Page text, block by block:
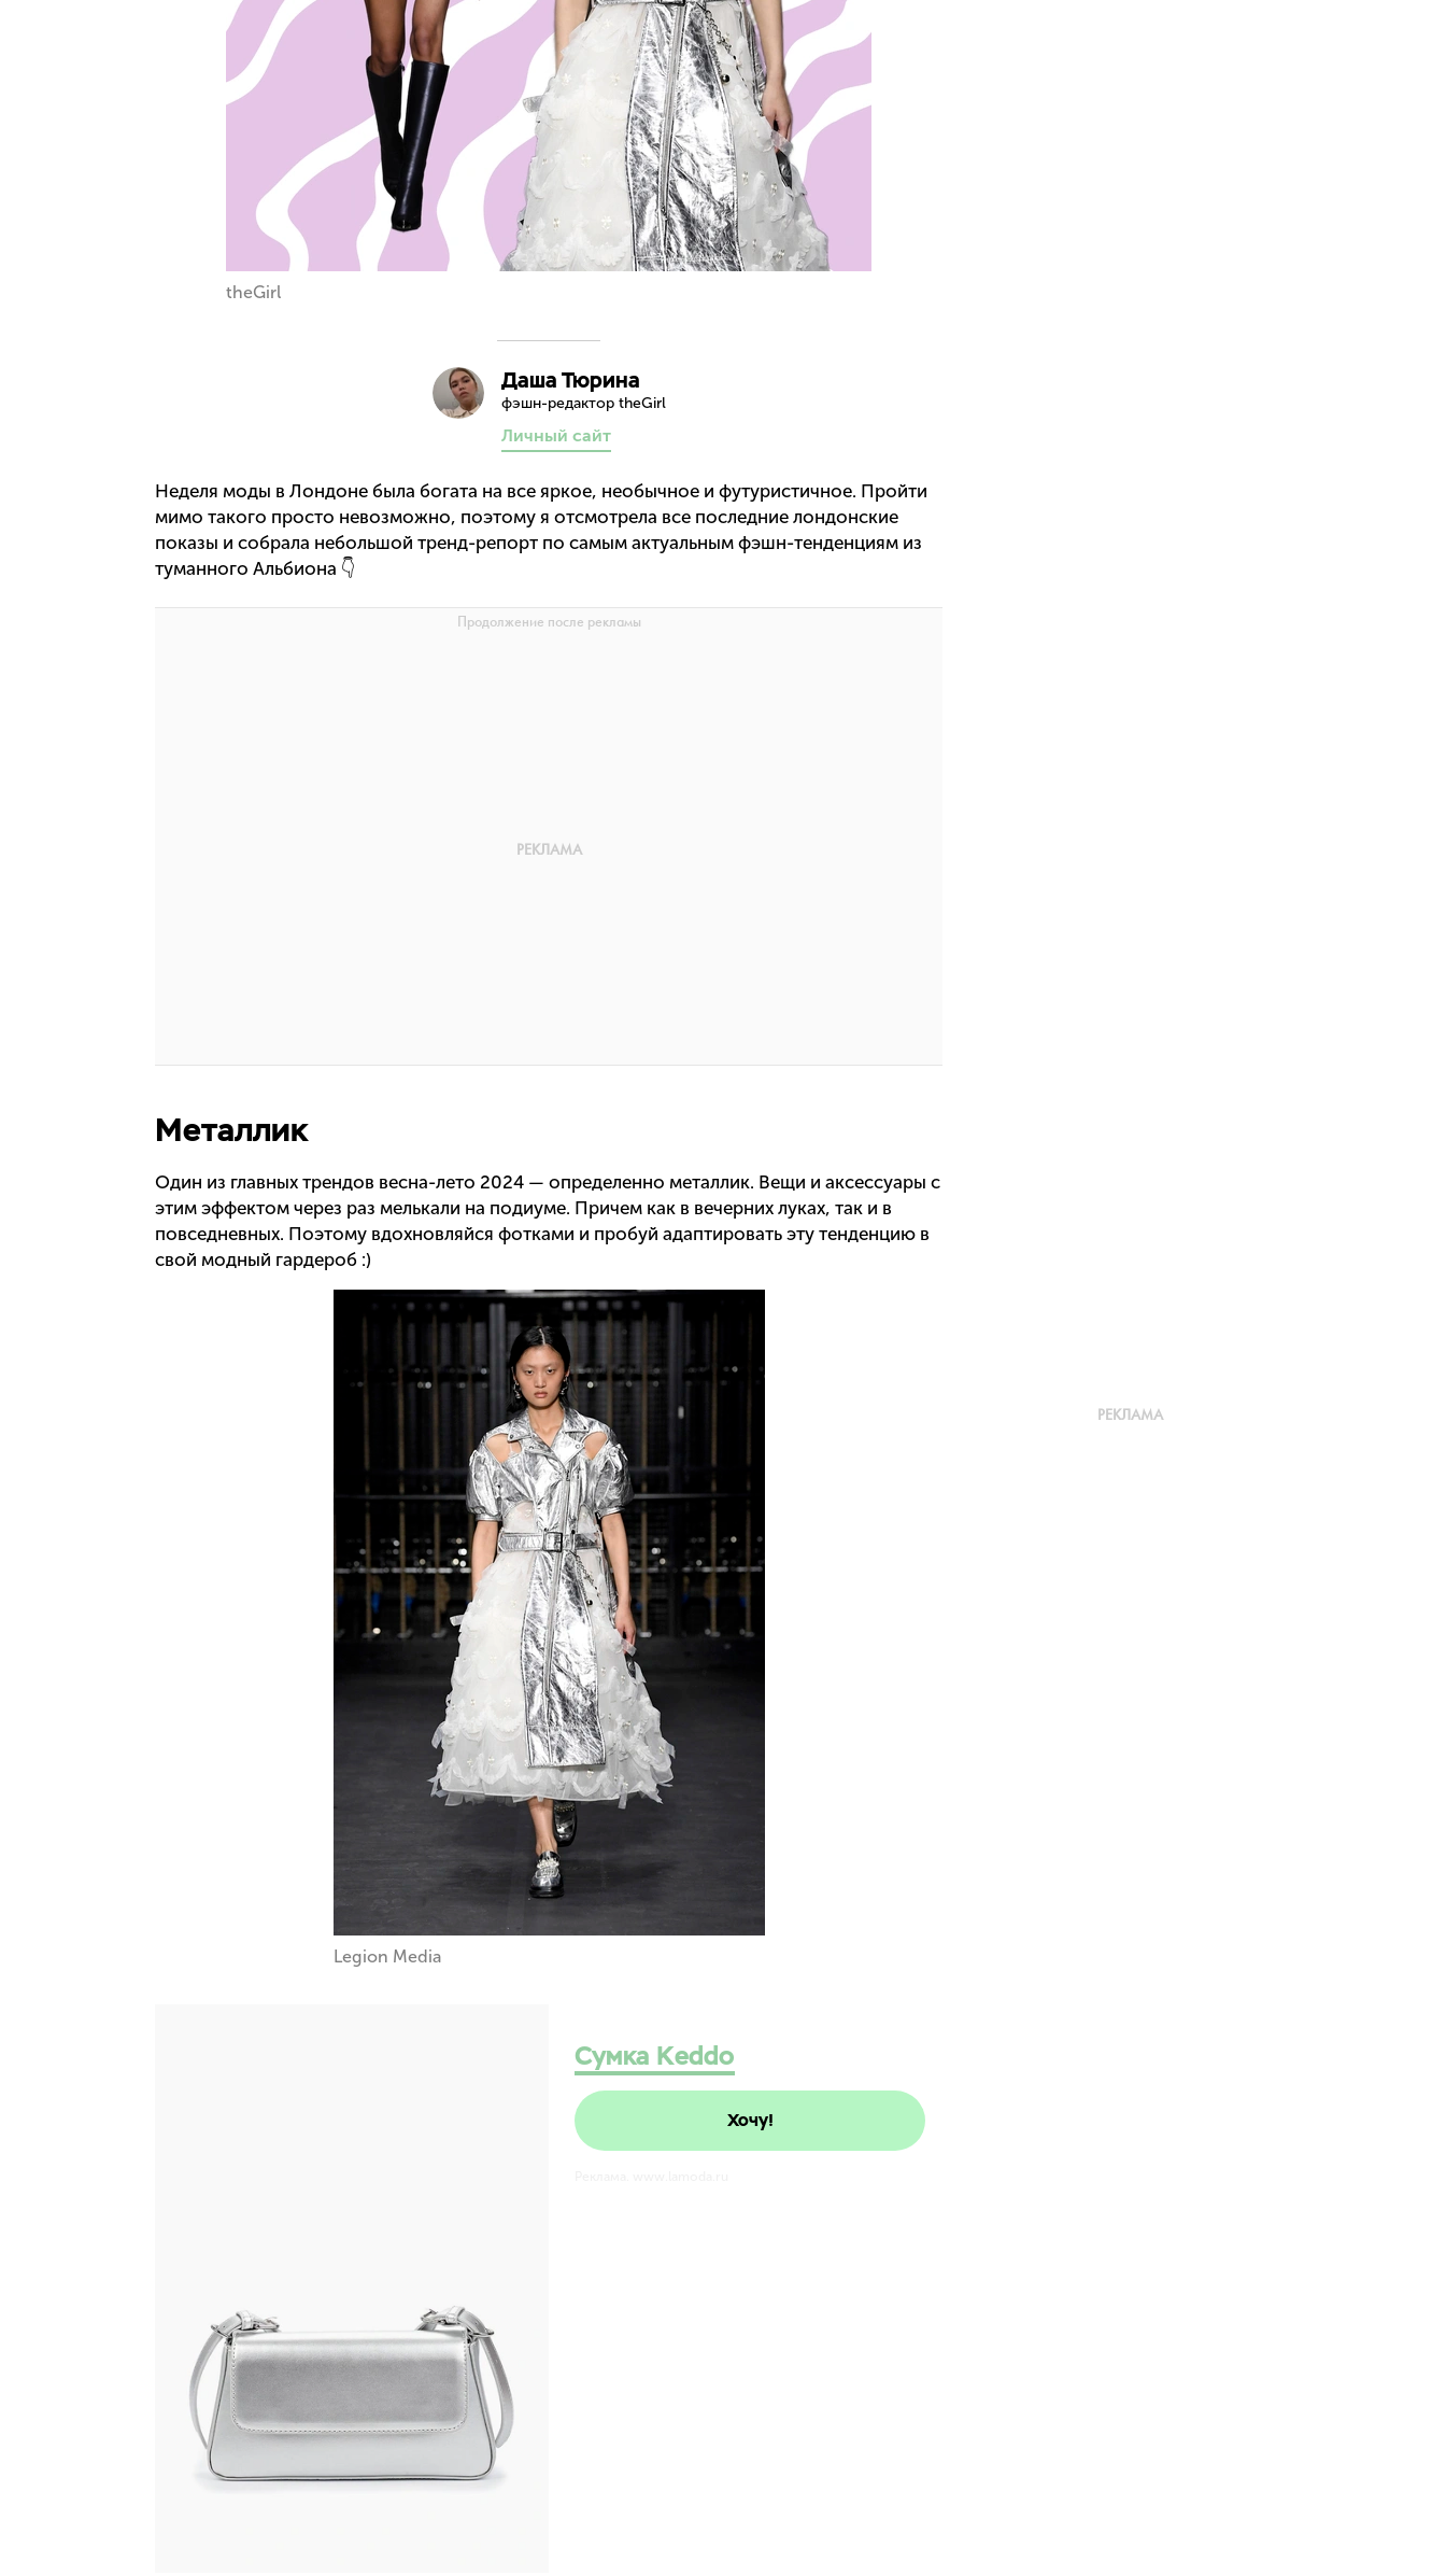
theGirl
Даша Тюрина
фэшн-редактор theGirl
Личный сайт
Неделя моды в Лондоне была богата на все яркое, необычное и футуристичное. Пройти
мимо такого просто невозможно, поэтому я отсмотрела все последние лондонские
показы и собрала небольшой тренд-репорт по самым актуальным фэшн-тенденциям из
туманного Альбиона 👇
Металлик
Один из главных трендов весна-лето 2024 — определенно металлик. Вещи и аксессуары с
этим эффектом через раз мелькали на подиуме. Причем как в вечерних луках, так и в
повседневных. Поэтому вдохновляйся фотками и пробуй адаптировать эту тенденцию в
свой модный гардероб :)
Legion Media
Сумка Keddo
Хочу!